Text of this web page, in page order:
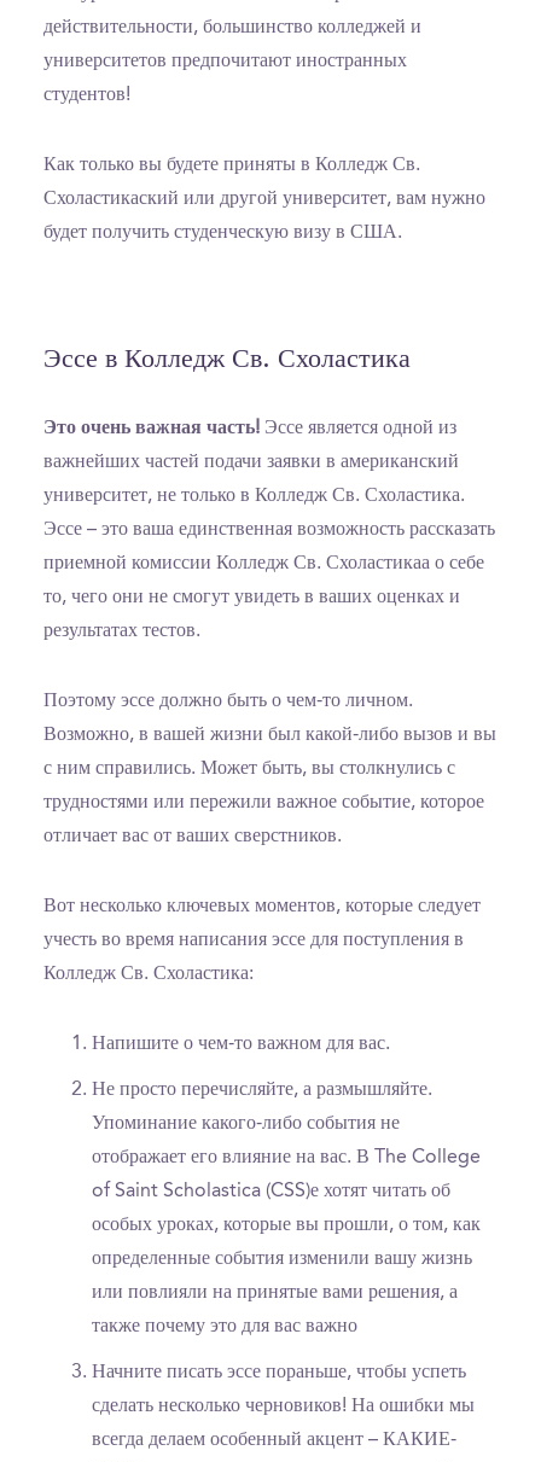
действительности, большинство колледжей и
университетов предпочитают иностранных
студентов!
Как только вы будете приняты в Колледж Св.
Схоластикаский или другой университет, вам нужно
будет получить студенческую визу в США.
Эссе в Колледж Св. Схоластика
Это очень важная часть! Эссе является одной из
важнейших частей подачи заявки в американский
университет, не только в Колледж Св. Схоластика.
Эссе – это ваша единственная возможность рассказать
приемной комиссии Колледж Св. Схоластикаа о себе
то, чего они не смогут увидеть в ваших оценках и
результатах тестов.
Поэтому эссе должно быть о чем-то личном.
Возможно, в вашей жизни был какой-либо вызов и вы
с ним справились. Может быть, вы столкнулись с
трудностями или пережили важное событие, которое
отличает вас от ваших сверстников.
Вот несколько ключевых моментов, которые следует
учесть во время написания эссе для поступления в
Колледж Св. Схоластика:
Напишите о чем-то важном для вас.
Не просто перечисляйте, а размышляйте.
Упоминание какого-либо события не
отображает его влияние на вас. В The College
of Saint Scholastica (CSS)е хотят читать об
особых уроках, которые вы прошли, о том, как
определенные события изменили вашу жизнь
или повлияли на принятые вами решения, а
также почему это для вас важно
Начните писать эссе пораньше, чтобы успеть
сделать несколько черновиков! На ошибки мы
всегда делаем особенный акцент – КАКИЕ-